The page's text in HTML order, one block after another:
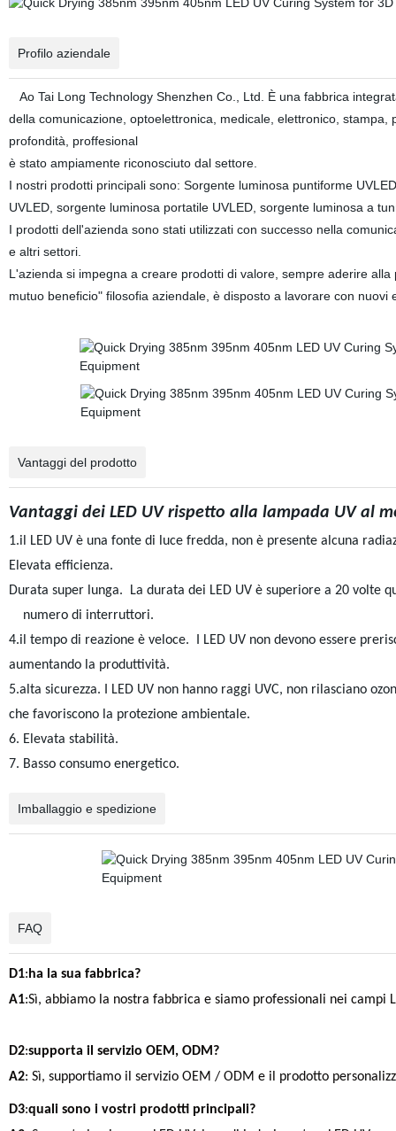
Profilo aziendale
Ao Tai Long Technology Shenzhen Co., Ltd. È una fabbrica
della comunicazione, optoelettronica, medicale, elettronico,
profondità, proffesional
è stato ampiamente riconosciuto dal settore.
I nostri prodotti principali sono: Sorgente luminosa puntiforme
UVLED, sorgente luminosa portatile UVLED, sorgente luminosa a
I prodotti dell'azienda sono stati utilizzati con successo nella
e altri settori.
L'azienda si impegna a creare prodotti di valore, sempre aderire
mutuo beneficio" filosofia aziendale, è disposto a lavorare con
Vantaggi del prodotto
Vantaggi dei LED UV rispetto alla lampada UV al
1.il LED UV è una fonte di luce fredda, non è presente alcuna
Elevata efficienza.
Durata super lunga. La durata dei LED UV è superiore a 20
numero di interruttori.
4.il tempo di reazione è veloce. I LED UV non devono essere
aumentando la produttività.
5.alta sicurezza. I LED UV non hanno raggi UVC, non rilasciano
che favoriscono la protezione ambientale.
6. Elevata stabilità.
7. Basso consumo energetico.
Imballaggio e spedizione
FAQ
D1: ha la sua fabbrica?
A1:Sì, abbiamo la nostra fabbrica e siamo professionali nei campi
D2:supporta il servizio OEM, ODM?
A2: Sì, supportiamo il servizio OEM / ODM e il prodotto
D3:quali sono i vostri prodotti principali?